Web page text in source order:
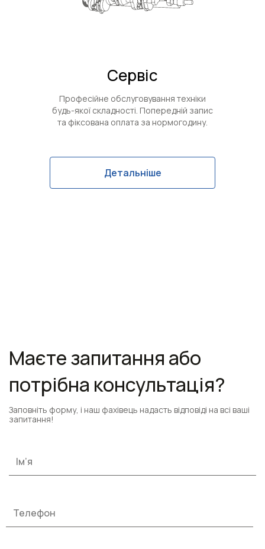
Сервіс
Професійне обслуговування техніки
будь-якої складності. Попередній запис
та фіксована оплата за нормогодину.
Детальніше
Маєте запитання або
потрібна консультація?
Заповніть форму, і наш фахівець надасть відповіді на всі ваші
запитання!